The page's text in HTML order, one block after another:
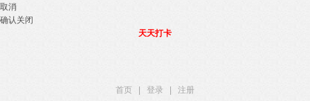
取消
确认关闭
天天打卡
首页 登录
注册